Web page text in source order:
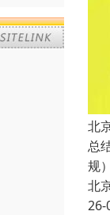
北
总
规
北
26-